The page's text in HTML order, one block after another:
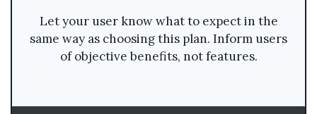
Let your user know what to expect in the
same way as choosing this plan. Inform users
of objective benefits, not features.